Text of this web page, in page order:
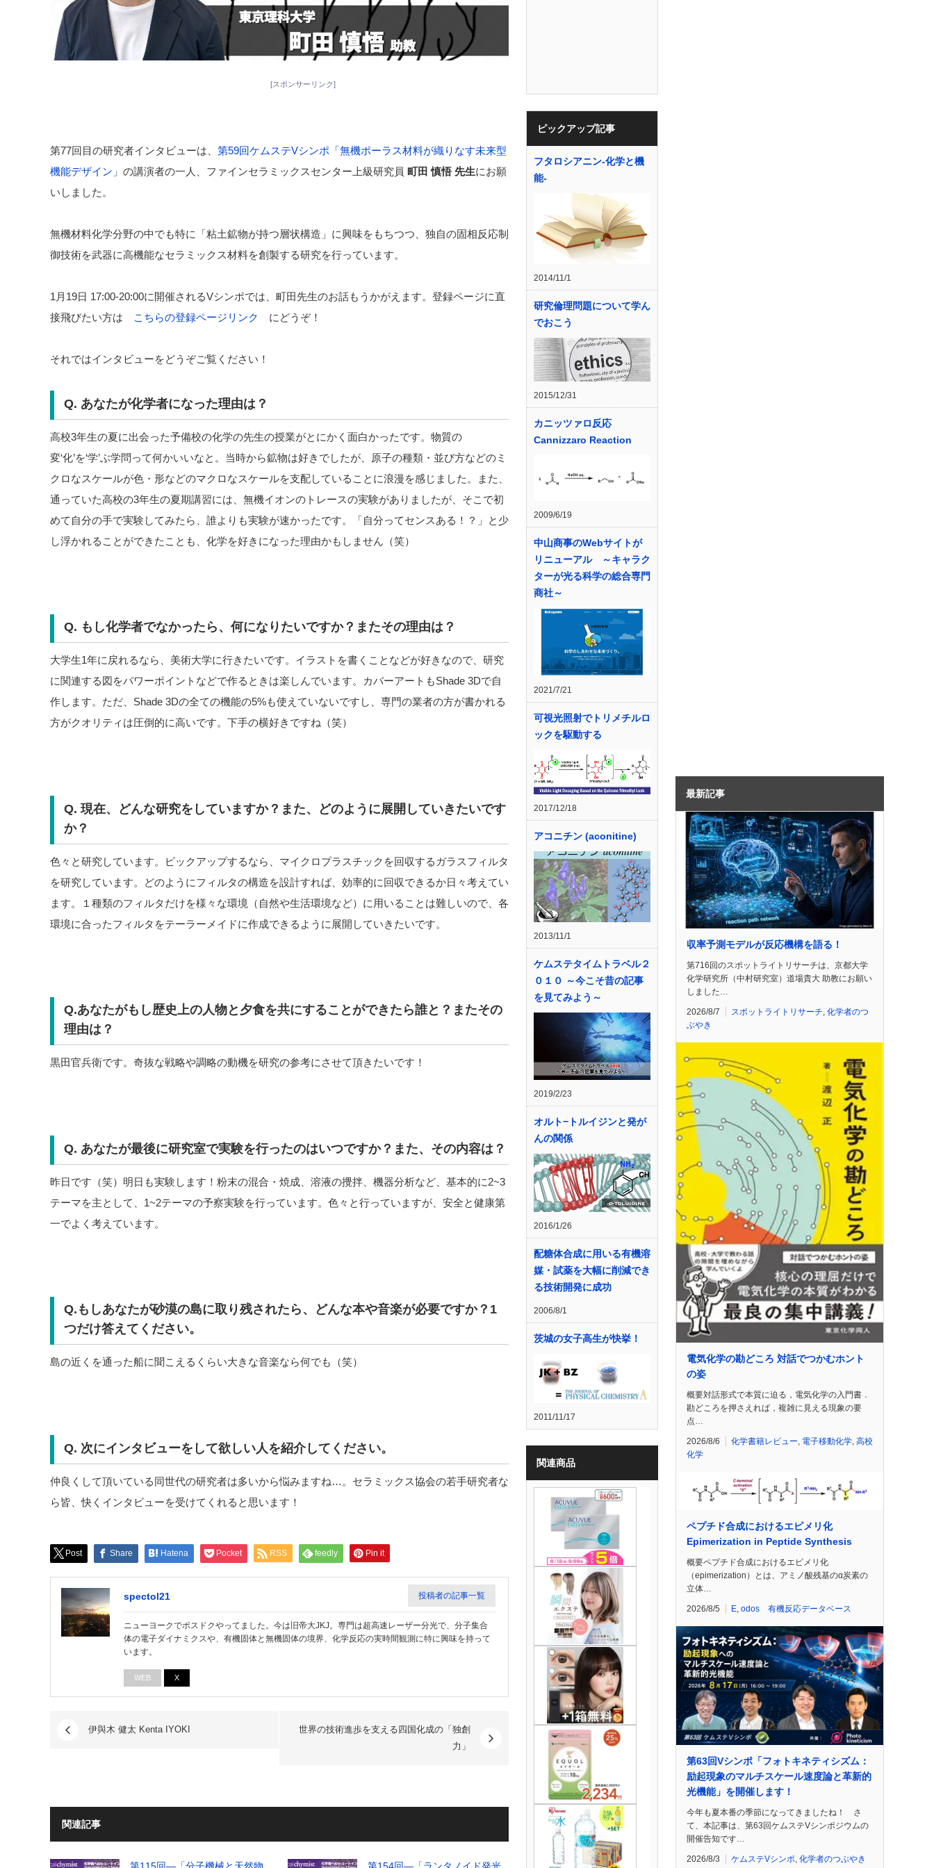
[スポンサーリンク]
第77回目の研究者インタビューは、 第59回ケムステVシンポ「無機ポーラス材料が織りなす未来型
機能デザイン」 の講演者の一人、ファインセラミックスセンター上級研究員 町田 慎悟 先生にお願
いしました。
無機材料化学分野の中でも特に「粘土鉱物が持つ層状構造」に興味をもちつつ、独自の固相反応制
御技術を武器に高機能なセラミックス材料を創製する研究を行っています。
1月19日 17:00-20:00に開催されるVシンポでは、町田先生のお話もうかがえます。登録ページに直
接飛びたい方は
こちらの登録ページリンク にどうぞ！
それではインタビューをどうぞご覧ください！
Q. あなたが化学者になった理由は？
高校3年生の夏に出会った予備校の化学の先生の授業がとにかく面白かったです。物質の
変‘化’を‘学’ぶ学問って何かいいなと。当時から鉱物は好きでしたが、原子の種類・並び方などのミ
クロなスケールが色・形などのマクロなスケールを支配していることに浪漫を感じました。また、
通っていた高校の3年生の夏期講習には、無機イオンのトレースの実験がありましたが、そこで初
めて自分の手で実験してみたら、誰よりも実験が速かったです。「自分ってセンスある！？」と少
し浮かれることができたことも、化学を好きになった理由かもしません（笑）
Q. もし化学者でなかったら、何になりたいですか？またその理由は？
大学生1年に戻れるなら、美術大学に行きたいです。イラストを書くことなどが好きなので、研究
に関連する図をパワーポイントなどで作るときは楽しんでいます。カバーアートもShade 3Dで自
作します。ただ、Shade 3Dの全ての機能の5%も使えていないですし、専門の業者の方が書かれる
方がクオリティは圧倒的に高いです。下手の横好きですね（笑）
Q. 現在、どんな研究をしていますか？また、どのように展開していきたいです
か？
色々と研究しています。ピックアップするなら、マイクロプラスチックを回収するガラスフィルタ
を研究しています。どのようにフィルタの構造を設計すれば、効率的に回収できるか日々考えてい
ます。１種類のフィルタだけを様々な環境（自然や生活環境など）に用いることは難しいので、各
環境に合ったフィルタをテーラーメイドに作成できるように展開していきたいです。
Q.あなたがもし歴史上の人物と夕食を共にすることができたら誰と？またその
理由は？
黒田官兵衛です。奇抜な戦略や調略の動機を研究の参考にさせて頂きたいです！
Q. あなたが最後に研究室で実験を行ったのはいつですか？また、その内容は？
昨日です（笑）明日も実験します！粉末の混合・焼成、溶液の攪拌、機器分析など、基本的に2~3
テーマを主として、1~2テーマの予察実験を行っています。色々と行っていますが、安全と健康第
一でよく考えています。
Q.もしあなたが砂漠の島に取り残されたら、どんな本や音楽が必要ですか？1
つだけ答えてください。
島の近くを通った船に聞こえるくらい大きな音楽なら何でも（笑）
Q. 次にインタビューをして欲しい人を紹介してください。
仲良くして頂いている同世代の研究者は多いから悩みますね…。セラミックス協会の若手研究者な
ら皆、快くインタビューを受けてくれると思います！
Post Share Hatena Pocket RSS feedly Pin it
spectol21 投稿者の記事一覧
ニューヨークでポスドクやってました。今は旧帝大JKJ。専門は超高速レーザー分光で、分子集合
体の電子ダイナミクスや、有機固体と無機固体の境界、化学反応の実時間観測に特に興味を持って
います。
WEB X
伊與木 健太 Kenta IYOKI
世界の技術進歩を支える四国化成の「独創
力」
関連記事
第115回―「分子機械と天然物 第154回―「ランタノイド発光
ピックアップ記事
フタロシアニン-化学と機
能-
2014/11/1
研究倫理問題について学ん
でおこう
2015/12/31
カニッツァロ反応
Cannizzaro Reaction
2009/6/19
中山商事のWebサイトが
リニューアル ～キャラク
ターが光る科学の総合専門
商社～
2021/7/21
可視光照射でトリメチルロ
ックを駆動する
2017/12/18
アコニチン (aconitine)
2013/11/1
ケムステタイムトラベル２
０１０ ～今こそ昔の記事
を見てみよう～
2019/2/23
オルト−トルイジンと発が
んの関係
2016/1/26
配糖体合成に用いる有機溶
媒・試薬を大幅に削減でき
る技術開発に成功
2006/8/1
茨城の女子高生が快挙！
2011/11/17
関連商品
最新記事
収率予測モデルが反応機構を語る！
第716回のスポットライトリサーチは、京都大学
化学研究所（中村研究室）道場貴大 助教にお願い
しました…
2026/8/7 スポットライトリサーチ 化学者のつ
ぶやき
電気化学の勘どころ 対話でつかむホント
の姿
概要対話形式で本質に迫る，電気化学の入門書．
勘どころを押さえれば，複雑に見える現象の要
点…
2026/8/6 化学書籍レビュー 電子移動化学 高校
化学
ペプチド合成におけるエピメリ化
Epimerization in Peptide Synthesis
概要ペプチド合成におけるエピメリ化
（epimerization）とは、アミノ酸残基のα炭素の
立体…
2026/8/5 E odos 有機反応データベース
第63回Vシンポ「フォトキネティシズム：
励起現象のマルチスケール速度論と革新的
光機能」を開催します！
今年も夏本番の季節になってきましたね！ さ
て、本記事は、第63回ケムステVシンポジウムの
開催告知です…
2026/8/3 ケムステVシンポ, 化学者のつぶやき